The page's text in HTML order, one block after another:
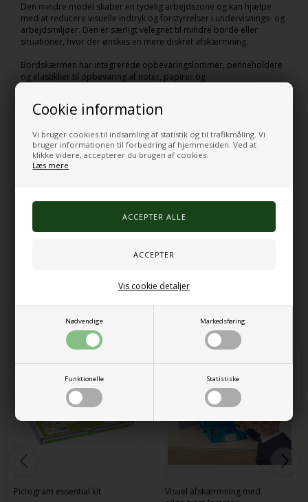
Cookie information
Vi bruger cookies til indsamling af statistik og til trafikmåling. Vi
bruger informationen til forbedring af hjemmesiden. Ved at
klikke videre, accepterer du brugen af cookies.
Læs mere
Nødvendige Markedsføring
Funktionelle Statistiske
Vis cookie detaljer
Den mindre model skaber en tydelig arbejdszone og kan hjælpe
med at reducere visuelle indtryk og forstyrrelser i undervisnings- og
arbejdsmiljøer. Den er særligt velegnet til mindre borde eller
situationer, hvor der ønskes en mere diskret afskærmning.
Bordskærmen har integrerede opbevaringslommer, penneholdere
og elastikker til opbevaring af noter, papirer og
Den kan nemt foldes sammen efter brug og opbevares
Produktdetaljer:
Lydabsorberende bordskærm fra MyPauze
Lille model
Kan foldes sammen og hænges op
Materiale: 100 % polyester
OEKO-TEX® STANDARD 100 certificeret
Alternative produkter
Pictogram essential kit
Visuel afskærmning med